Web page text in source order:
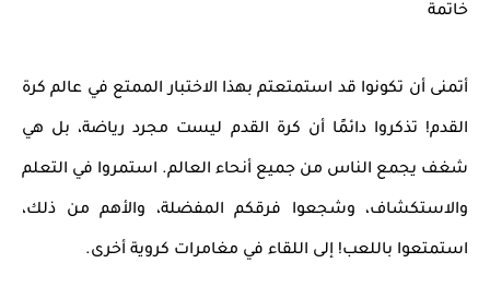
خاتمة
أتمنى أن تكونوا قد استمتعتم بهذا الاختبار الممتع في عالم كرة
القدم! تذكروا دائمًا أن كرة القدم ليست مجرد رياضة، بل هي
شغف يجمع الناس من جميع أنحاء العالم. استمروا في التعلم
والاستكشاف، وشجعوا فرقكم المفضلة، والأهم من ذلك،
استمتعوا باللعب! إلى اللقاء في مغامرات كروية أخرى.